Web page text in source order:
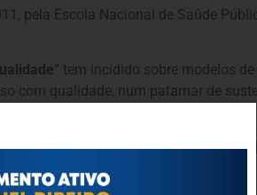
pela Escola Nacional de Saúde
” tem incidido sobre modelos
com qualidade, num patamar de
do INFARMED, I.P., em